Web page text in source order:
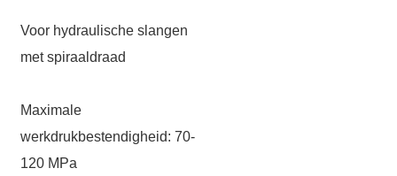
Voor hydraulische slangen
met spiraaldraad
Maximale
werkdrukbestendigheid: 70-
120 MPa